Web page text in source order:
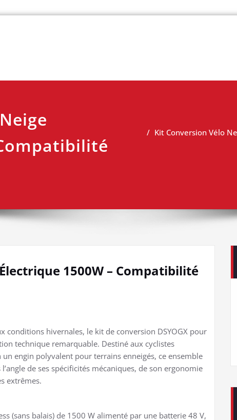
Kit Conversion Vélo
1500W – Compatibilité
conditions hivernales, le kit de conversion DSYOGX pour
technique remarquable. Destiné aux cyclistes
engin polyvalent pour terrains enneigés, ce ensemble
de ses spécificités mécaniques, de son ergonomie
extrêmes.
(sans balais) de 1500 W alimenté par une batterie 48 V,